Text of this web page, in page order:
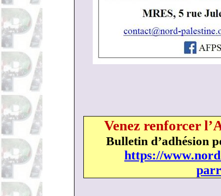
Venez renforcer
Bulletin d’adhésion
https://